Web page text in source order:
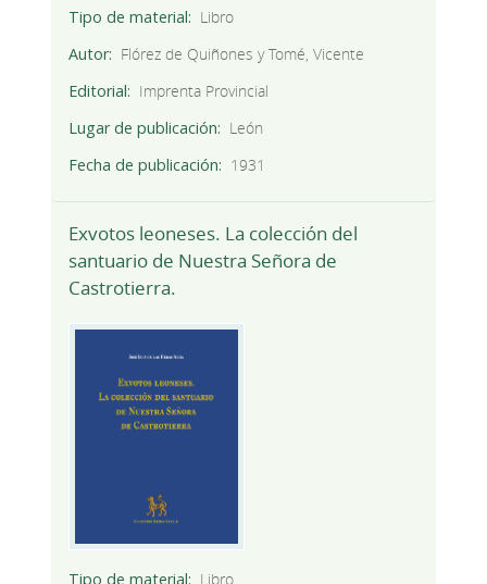
Tipo de material
Libro
Autor
Flórez de Quiñones y Tomé, Vicente
Editorial
Imprenta Provincial
Lugar de publicación
León
Fecha de publicación
1931
Exvotos leoneses. La colección del
santuario de Nuestra Señora de
Castrotierra.
Tipo de material
Libro